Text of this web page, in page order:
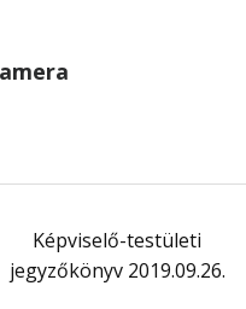
Képviselő-testületi
jegyzőkönyv 2019.09.26.